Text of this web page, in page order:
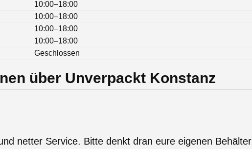
10:00–18:00
10:00–18:00
10:00–18:00
10:00–18:00
Geschlossen
über Unverpackt Konstanz
netter Service. Bitte denkt dran eure eigenen Behälter